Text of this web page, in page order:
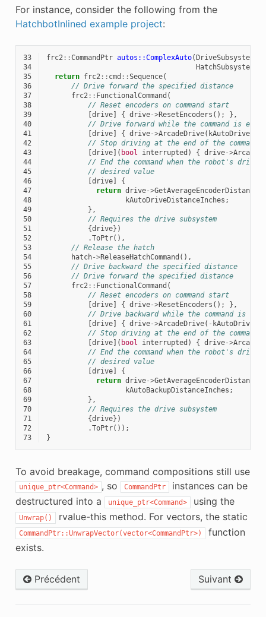
For instance, consider the following from the
HatchbotInlined example project:
33 frc2::CommandPtr autos::ComplexAuto(DriveSubsystem
34
HatchSubsystem
35
return frc2:: cmd ::Sequence(
36
// Drive forward the specified distance
37
frc2:: FunctionalCommand (
38
// Reset encoders on command start
39
[drive] { drive->ResetEncoders ();
},
40
// Drive forward while the command is
41
[drive] { drive->ArcadeDrive(
42
// Stop driving at the end of the command
43
[drive]( bool interrupted ) { drive->
44
// End the command when the robot's
45
// desired value
46
[drive]
{
47
return drive->GetAverageEncoderDistance
48
kAutoDriveDistanceInches ;
49
},
50
// Requires the drive subsystem
51
{drive})
52
.ToPtr(),
53
// Release the hatch
54
hatch->ReleaseHatchCommand (),
55
// Drive backward the specified distance
56
// Drive forward the specified distance
57
frc2:: FunctionalCommand (
58
// Reset encoders on command start
59
[drive] { drive->ResetEncoders ();
},
60
// Drive backward while the command is
61
[drive] { drive->ArcadeDrive( -
62
// Stop driving at the end of the command
63
[drive]( bool interrupted ) { drive->
64
// End the command when the robot's
65
// desired value
66
[drive]
{
67
return drive->GetAverageEncoderDistance
68
kAutoBackupDistanceInches ;
69
},
70
// Requires the drive subsystem
71
{drive})
72
.ToPtr());
73
}
To avoid breakage, command compositions still use
unique_ptr<Command> , so CommandPtr
instances can be
destructured into a
unique_ptr<Command> using the
Unwrap() rvalue-this method. For vectors, the static
CommandPtr::UnwrapVector(vector<CommandPtr>)
function
exists.
Précédent Suivant